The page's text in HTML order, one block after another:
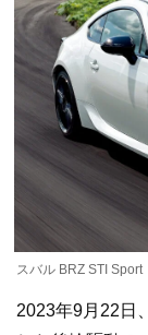
スバル BRZ STI Sport
2023年9月22日